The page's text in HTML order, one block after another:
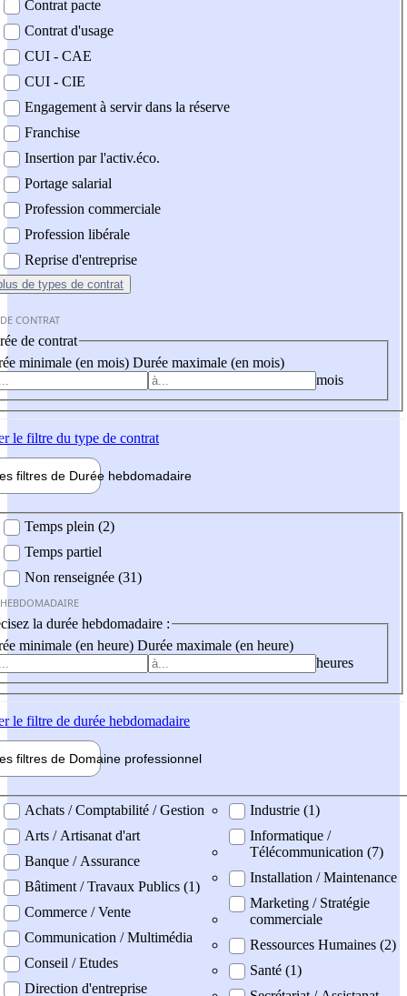
Contrat pacte
Contrat d'usage
CUI - CAE
CUI - CIE
Engagement à servir dans la réserve
Franchise
Insertion par l'activ.éco.
Portage salarial
Profession commerciale
Profession libérale
Reprise d'entreprise
de types de contrat
CONTRAT
de contrat
minimale (en mois) Durée maximale (en mois)
mois
le filtre du type de contrat
filtres de Durée hebdomadaire
Temps plein (2)
Temps partiel
Non renseignée (31)
la durée hebdomadaire :
minimale (en heure) Durée maximale (en heure)
heures
le filtre de durée hebdomadaire
filtres de Domaine professionnel
professionel
Achats / Comptabilité / Gestion
Arts / Artisanat d'art
Banque / Assurance
Bâtiment / Travaux Publics (1)
Commerce / Vente
Communication / Multimédia
Conseil / Etudes
Direction d'entreprise
Industrie (1)
Informatique /
Télécommunication (7)
Installation / Maintenance
Marketing / Stratégie
commerciale
Ressources Humaines (2)
Santé (1)